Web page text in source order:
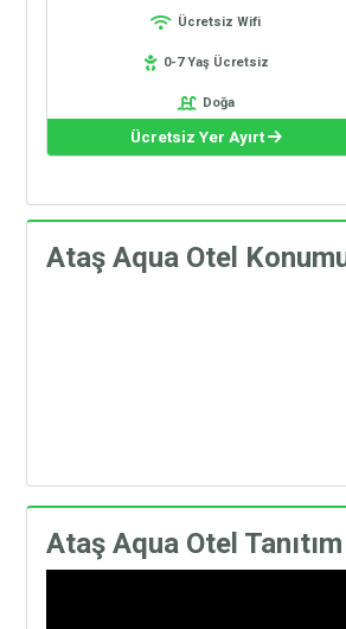
Ücretsiz Wifi
0-7 Yaş Ücretsiz
Doğa
Ücretsiz Yer Ayırt
Ataş Aqua Otel
Ataş Aqua Otel